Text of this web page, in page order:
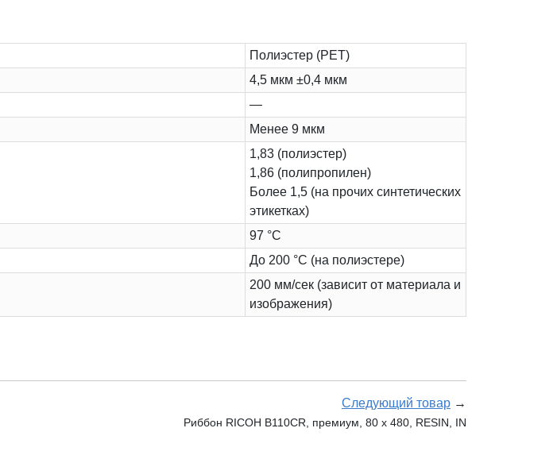
Полиэстер (PET)
4,5 мкм ±0,4 мкм
—
Менее 9 мкм
1,83 (полиэстер)
1,86 (полипропилен)
Более 1,5 (на прочих синтетических
этикетках)
97 °C
До 200 °C (на полиэстере)
200 мм/сек (зависит от материала и
изображения)
Следующий товар →
Риббон RICOH B110CR, премиум, 80 х 480, RESIN, IN